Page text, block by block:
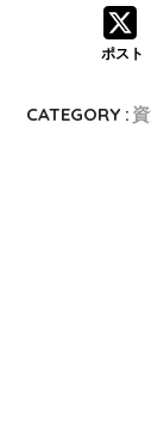
ポスト
CATEGORY :